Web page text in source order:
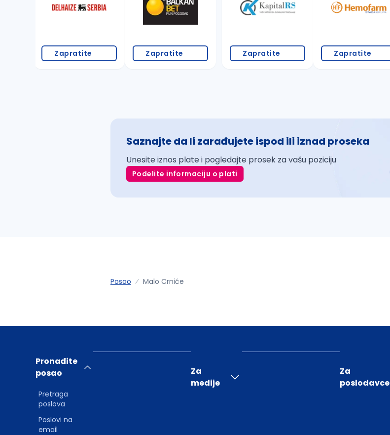
Zapratite Zapratite Zapratite Zapratite
Saznajte da li zarađujete ispod ili iznad proseka
Unesite iznos plate i pogledajte prosek za vašu poziciju
Podelite informaciju o plati
Posao Malo Crniće
Pronađite
posao
Pretraga
poslova
Poslovi na
email
Za
medije
Za
poslodavce